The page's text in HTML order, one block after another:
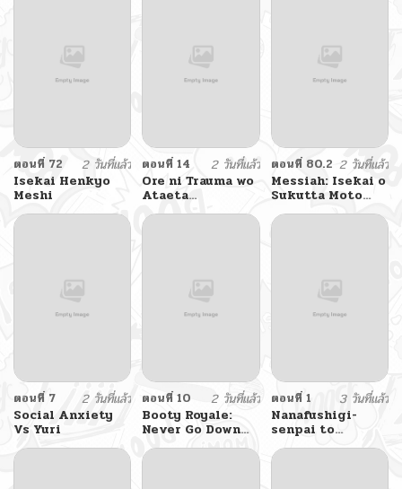
ตอนที่ 72
2 วันที่แล้ว
Isekai Henkyo
Meshi
ตอนที่ 14
2 วันที่แล้ว
Ore ni Trauma wo
Ataeta
Joshitachi ga
Chirachira
ตอนที่ 80.2 2 วันที่แล้ว
Messiah: Isekai o
Sukutta Moto
Yuusha ga
Mamono no
ตอนที่ 7
2 วันที่แล้ว
Social Anxiety
Vs Yuri
ตอนที่ 10
2 วันที่แล้ว
Booty Royale:
Never Go Down
Without A Fight!
ตอนที่ 1
3 วันที่แล้ว
Nanafushigi-
senpai to
Tetsujin-kun